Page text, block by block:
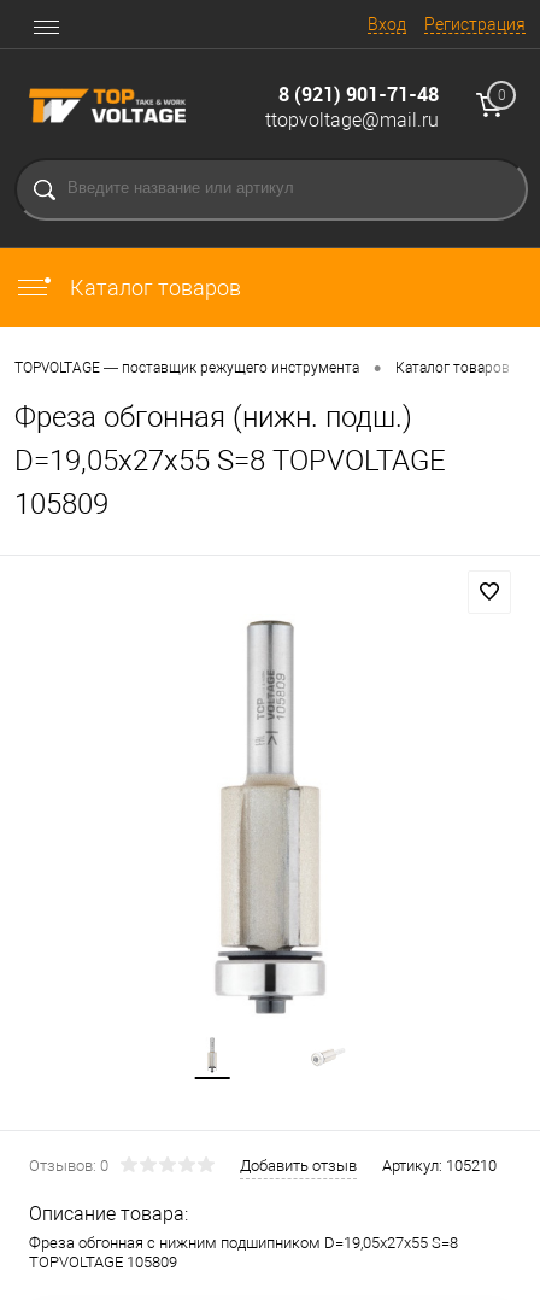
Вход Регистрация
8 (921) 901-71-48
ttopvoltage@mail.ru
0
Каталог товаров
TOPVOLTAGE — поставщик режущего инструмента • Каталог товаров
Фреза обгонная (нижн. подш.)
D=19,05x27x55 S=8 TOPVOLTAGE
105809
Отзывов: 0 Добавить отзыв Артикул: 105210
Описание товара:
Фреза обгонная с нижним подшипником D=19,05x27x55 S=8
TOPVOLTAGE 105809